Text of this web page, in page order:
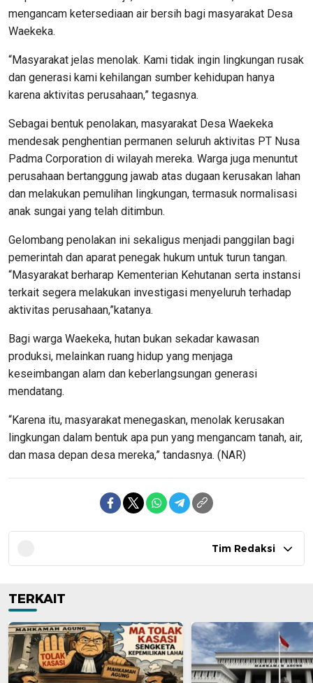
mengancam ketersediaan air bersih bagi masyarakat Desa
Waekeka.
“Masyarakat jelas menolak. Kami tidak ingin lingkungan rusak
dan generasi kami kehilangan sumber kehidupan hanya
karena aktivitas perusahaan,” tegasnya.
Sebagai bentuk penolakan, masyarakat Desa Waekeka
mendesak penghentian permanen seluruh aktivitas PT Nusa
Padma Corporation di wilayah mereka. Warga juga menuntut
perusahaan bertanggung jawab atas dugaan kerusakan lahan
dan melakukan pemulihan lingkungan, termasuk normalisasi
anak sungai yang telah ditimbun.
Gelombang penolakan ini sekaligus menjadi panggilan bagi
pemerintah dan aparat penegak hukum untuk turun tangan.
“Masyarakat berharap Kementerian Kehutanan serta instansi
terkait segera melakukan investigasi menyeluruh terhadap
aktivitas perusahaan,”katanya.
Bagi warga Waekeka, hutan bukan sekadar kawasan
produksi, melainkan ruang hidup yang menjaga
keseimbangan alam dan keberlangsungan generasi
mendatang.
“Karena itu, masyarakat menegaskan, menolak kerusakan
lingkungan dalam bentuk apa pun yang mengancam tanah, air,
dan masa depan desa mereka,” tandasnya. (NAR)
Tim Redaksi
TERKAIT